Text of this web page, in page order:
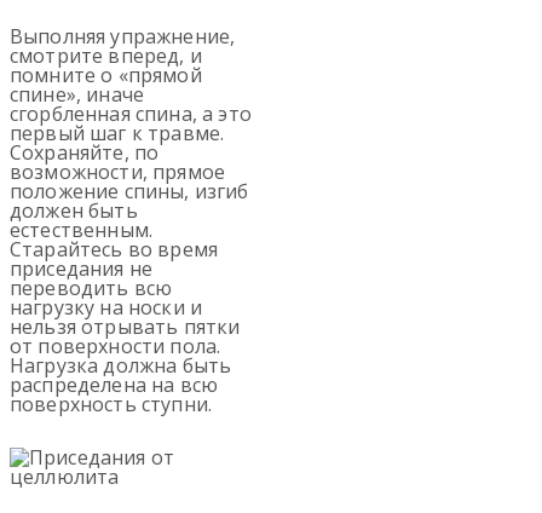
Выполняя упражнение,
смотрите вперед, и
помните о «прямой
спине», иначе
сгорбленная спина, а это
первый шаг к травме.
Сохраняйте, по
возможности, прямое
положение спины, изгиб
должен быть
естественным.
Старайтесь во время
приседания не
переводить всю
нагрузку на носки и
нельзя отрывать пятки
от поверхности пола.
Нагрузка должна быть
распределена на всю
поверхность ступни.